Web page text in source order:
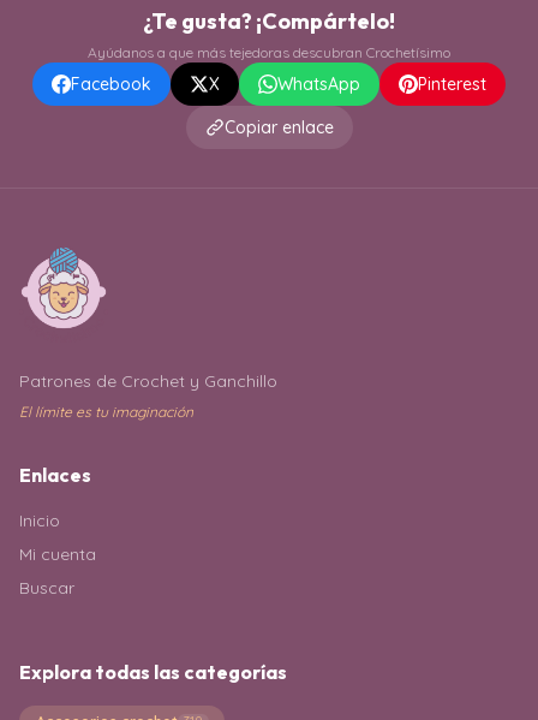
¿Te gusta? ¡Compártelo!
Ayúdanos a que más tejedoras descubran Crochetísimo
Facebook X WhatsApp
Pinterest
Copiar enlace
Patrones de Crochet y Ganchillo
El límite es tu imaginación
Enlaces
Inicio
Mi cuenta
Buscar
Explora todas las categorías